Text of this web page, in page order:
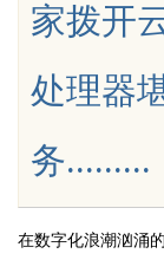
家拨开
处理器
务.........
在数字化浪潮汹涌